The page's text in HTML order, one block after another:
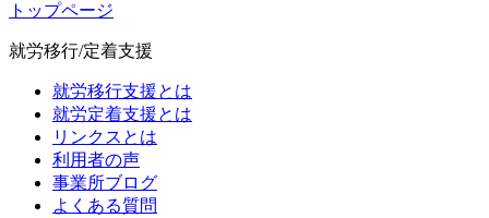
トップページ
就労移行/定着支援
就労移行支援とは
就労定着支援とは
リンクスとは
利用者の声
事業所ブログ
よくある質問